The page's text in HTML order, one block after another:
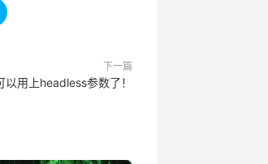
下一篇
用上headless参数了！